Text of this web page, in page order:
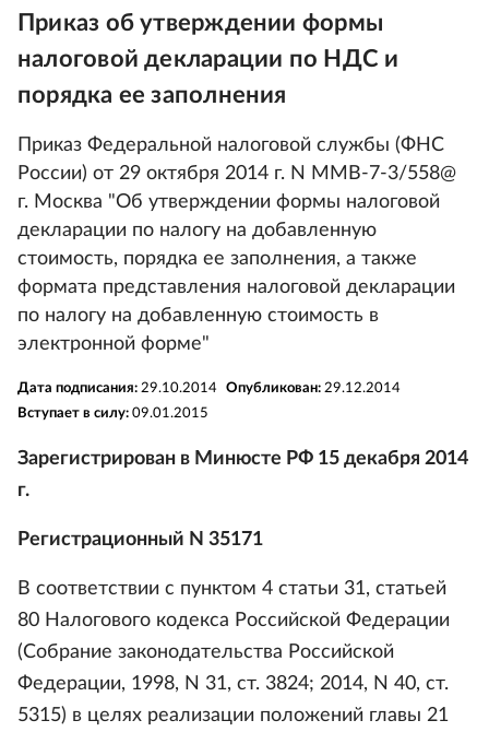
Приказ об утверждении формы
налоговой декларации по НДС и
порядка ее заполнения
Приказ Федеральной налоговой службы (ФНС
России) от 29 октября 2014 г. N ММВ-7-3/558@
г. Москва "Об утверждении формы налоговой
декларации по налогу на добавленную
стоимость, порядка ее заполнения, а также
формата представления налоговой декларации
по налогу на добавленную стоимость в
электронной форме"
Дата подписания: 29.10.2014 Опубликован: 29.12.2014
Вступает в силу: 09.01.2015
Зарегистрирован в Минюсте РФ 15 декабря 2014
г.
Регистрационный N 35171
В соответствии с пунктом 4 статьи 31, статьей
80 Налогового кодекса Российской Федерации
(Собрание законодательства Российской
Федерации, 1998, N 31, ст. 3824; 2014, N 40, ст.
5315) в целях реализации положений главы 21